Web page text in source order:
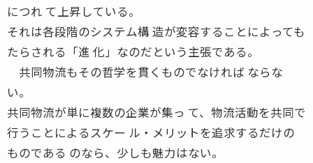
につれ て上昇している。
それは各段階のシステム構 造が変容することによっても
たらされる「進 化」なのだという主張である。
共同物流もその哲学を貫くものでなければ ならな
い。
共同物流が単に複数の企業が集っ て、物流活動を共同で
行うことによるスケー ル・メリットを追求するだけの
ものである のなら、少しも魅力はない。